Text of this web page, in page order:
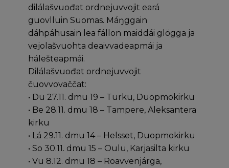
dilálašvuođat ordnejuvvojit eará
guovlluin Suomas. Máŋggain
dáhpáhusain lea fállon maiddái glögga ja
vejolašvuohta deaivvadeapmái ja
hálešteapmái.
Dilálašvuođat ordnejuvvojit
čuovvovaččat:
• Du 27.11. dmu 19 – Turku, Duopmokirku
• Be 28.11. dmu 18 – Tampere, Aleksantera
kirku
• Lá 29.11. dmu 14 – Helsset, Duopmokirku
• So 30.11. dmu 15 – Oulu, Karjasilta kirku
• Vu 8.12. dmu 18 – Roavvenjárga,